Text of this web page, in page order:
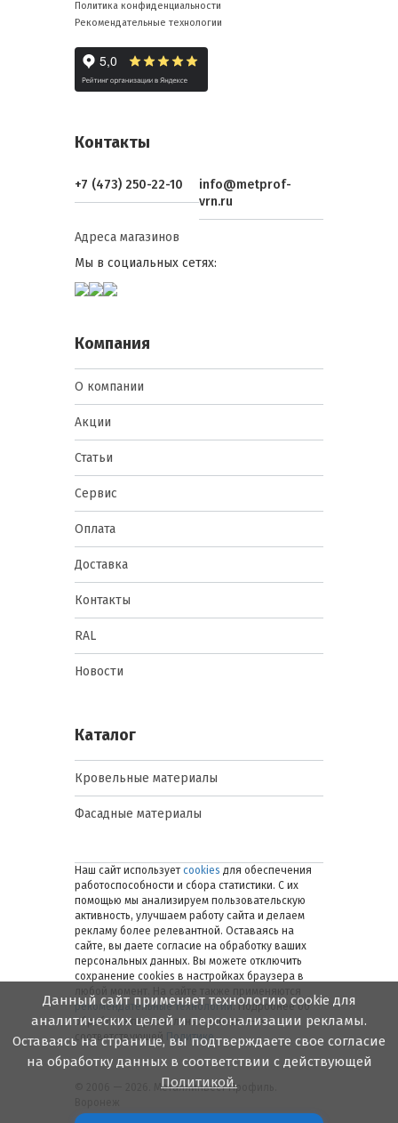
Политика конфиденциальности
Рекомендательные технологии
Контакты
+7 (473) 250-22-10
info@metprof-
vrn.ru
Адреса магазинов
Мы в социальных сетях:
Компания
О компании
Акции
Статьи
Сервис
Оплата
Доставка
Контакты
RAL
Новости
Каталог
Кровельные материалы
Фасадные материалы
Наш сайт использует cookies для обеспечения
работоспособности и сбора статистики. С их
помощью мы анализируем пользовательскую
активность, улучшаем работу сайта и делаем
рекламу более релевантной. Оставаясь на
сайте, вы даете согласие на обработку ваших
персональных данных. Вы можете отключить
сохранение cookies в настройках браузера в
рекомендательные технологии. Подробнее об
обработке персональных данных — в
соответствующей
Политике.
© 2006 — 2026. Металлинвест Профиль.
Данный сайт применяет технологию cookie для
аналитических целей и персонализации рекламы.
Оставаясь на странице, вы подтверждаете свое согласие
на обработку данных в соответствии с действующей
Политикой.